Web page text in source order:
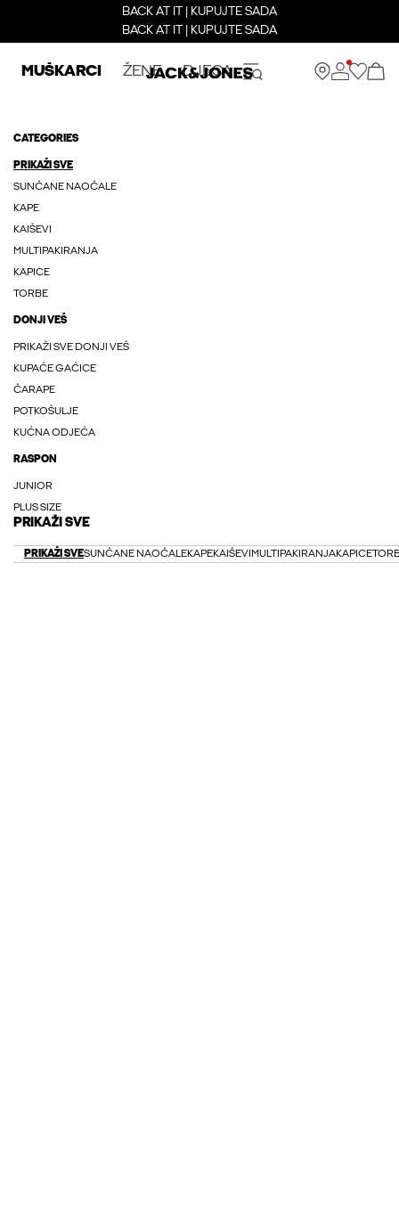
BACK AT IT | KUPUJTE SADA
BACK AT IT | KUPUJTE SADA
MUŠKARCI ŽENE DJECA
CATEGORIES
PRIKAŽI SVE
SUNČANE NAOČALE
KAPE
KAIŠEVI
MULTIPAKIRANJA
KAPICE
TORBE
DONJI VEŠ
PRIKAŽI SVE DONJI VEŠ
KUPAĆE GAĆICE
ČARAPE
POTKOŠULJE
KUĆNA ODJEĆA
RASPON
JUNIOR
PLUS SIZE
PRIKAŽI SVE
PRIKAŽI SVESUNČANE NAOČALEKAPEKAIŠEVI MULTIPAKIRANJAKAPICE